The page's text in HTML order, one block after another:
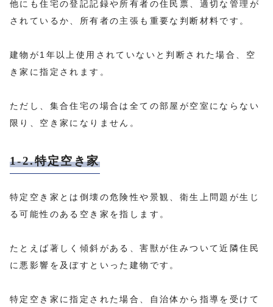
他にも住宅の登記記録や所有者の住民票、適切な管理が
されているか、所有者の主張も重要な判断材料です。
建物が1年以上使用されていないと判断された場合、空
き家に指定されます。
ただし、集合住宅の場合は全ての部屋が空室にならない
限り、空き家になりません。
1-2.特定空き家
特定空き家とは倒壊の危険性や景観、衛生上問題が生じ
る可能性のある空き家を指します。
たとえば著しく傾斜がある、害獣が住みついて近隣住民
に悪影響を及ぼすといった建物です。
特定空き家に指定された場合、自治体から指導を受けて